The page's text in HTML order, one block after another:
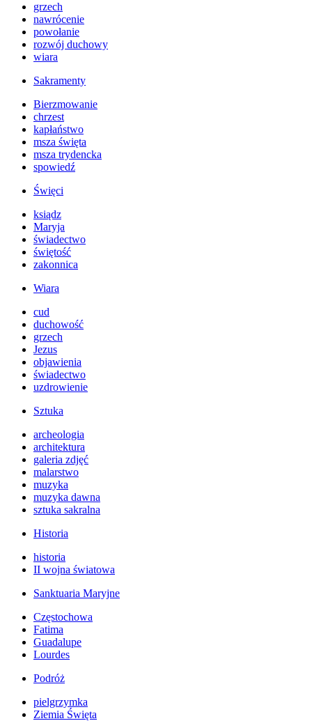
grzech
nawrócenie
powołanie
rozwój duchowy
wiara
Sakramenty
Bierzmowanie
chrzest
kapłaństwo
msza święta
msza trydencka
spowiedź
Święci
ksiądz
Maryja
świadectwo
świętość
zakonnica
Wiara
cud
duchowość
grzech
Jezus
objawienia
świadectwo
uzdrowienie
Sztuka
archeologia
architektura
galeria zdjęć
malarstwo
muzyka
muzyka dawna
sztuka sakralna
Historia
historia
II wojna światowa
Sanktuaria Maryjne
Częstochowa
Fatima
Guadalupe
Lourdes
Podróż
pielgrzymka
Ziemia Święta